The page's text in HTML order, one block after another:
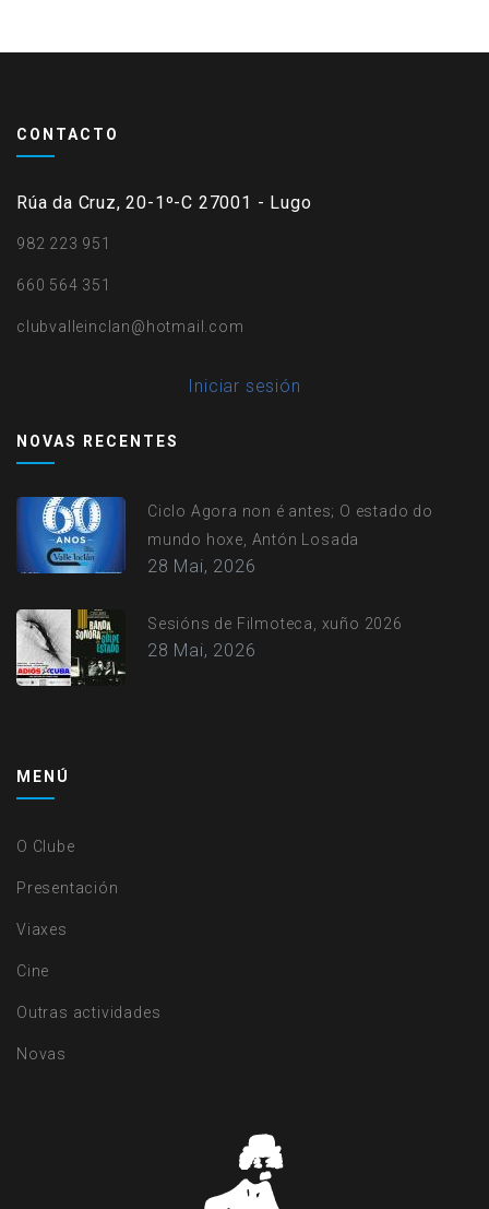
CONTACTO
Rúa da Cruz, 20-1º-C 27001 - Lugo
982 223 951
660 564 351
clubvalleinclan@hotmail.com
account
menu
Iniciar sesión
NOVAS RECENTES
Ciclo Agora non é antes; O estado do
mundo hoxe, Antón Losada
28 Mai, 2026
Sesións de Filmoteca, xuño 2026
28 Mai, 2026
MENÚ
O Clube
Presentación
Viaxes
Cine
Outras actividades
Novas